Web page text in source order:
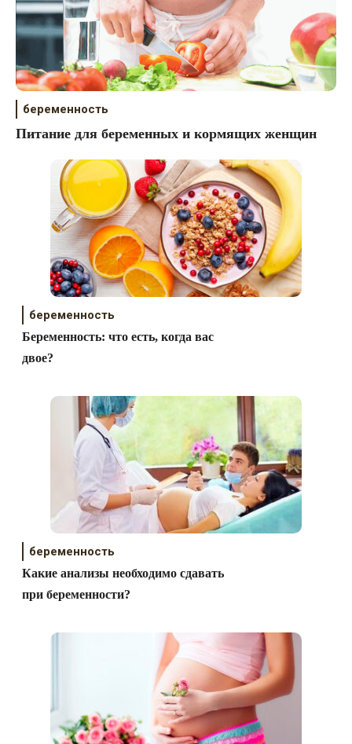
беременность
Питание для беременных и кормящих женщин
беременность
Беременность: что есть, когда вас
двое?
беременность
Какие анализы необходимо сдавать
при беременности?